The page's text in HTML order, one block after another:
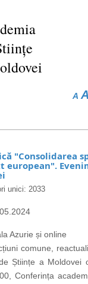
A A
"Consolidarea
european".
unici: 2033
Azurie și online
comune,
Științe a
Conferința